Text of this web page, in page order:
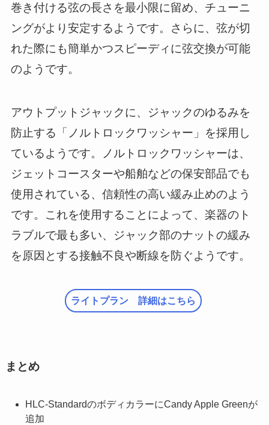
巻き付ける弦の長さを最小限に留め、チューニ
ングがより安定するようです。さらに、弦が切
れた際にも簡単かつスピーディに弦交換が可能
のようです。
アウトプットジャックに、ジャックのゆるみを
防止する「ノルトロックワッシャー」を採用し
ているようです。ノルトロックワッシャーは、
ジェットコースターや船舶などの保安部品でも
使用されている、信頼性の高い緩み止めのよう
です。これを使用することによって、楽器のト
ラブルで最も多い、ジャック部のナットの緩み
を原因とする接触不良や断線を防ぐようです。
ライトプラン 詳細はこちら
まとめ
HLC-StandardのボディカラーにCandy Apple Greenが
追加